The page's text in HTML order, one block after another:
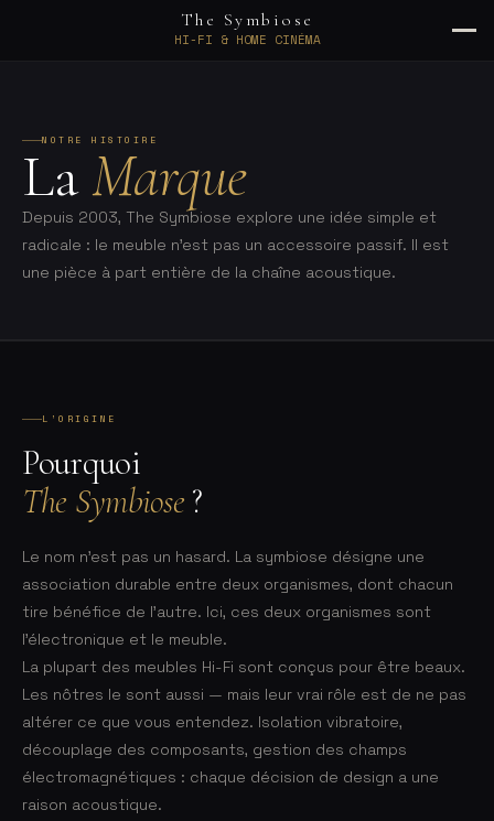
content
The Symbiose
HI-FI & HOME CINÉMA
NOTRE HISTOIRE
LaMarque
Depuis 2003, The Symbiose explore une idée simple et
radicale : le meuble n'est pas un accessoire passif. Il est
une pièce à part entière de la chaîne acoustique.
L’ORIGINE
Pourquoi
The Symbiose ?
Le nom n’est pas un hasard. La symbiose désigne une
association durable entre deux organismes, dont chacun
tire bénéfice de l’autre. Ici, ces deux organismes sont
l’électronique et le meuble.
La plupart des meubles Hi-Fi sont conçus pour être beaux.
Les nôtres le sont aussi — mais leur vrai rôle est de ne pas
altérer ce que vous entendez. Isolation vibratoire,
découplage des composants, gestion des champs
électromagnétiques : chaque décision de design a une
raison acoustique.